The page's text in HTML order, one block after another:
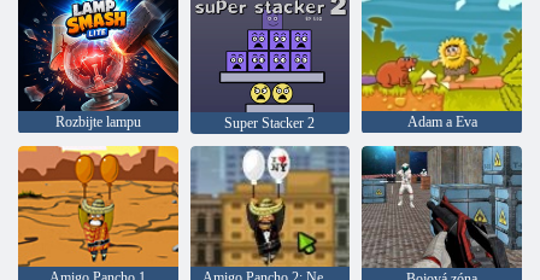
Rozbijte lampu Super Stacker 2 Adam a Eva